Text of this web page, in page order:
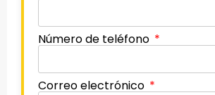
Número de teléfono
Correo electrónico